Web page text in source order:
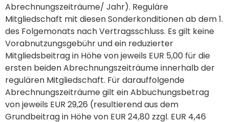
Abrechnungszeiträume/ Jahr). Reguläre
Mitgliedschaft mit diesen Sonderkonditionen ab dem 1.
des Folgemonats nach Vertragsschluss. Es gilt keine
Vorabnutzungsgebühr und ein reduzierter
Mitgliedsbeitrag in Höhe von jeweils EUR 5,00 für die
ersten beiden Abrechnungszeiträume innerhalb der
regulären Mitgliedschaft. Für darauffolgende
Abrechnungszeiträume gilt ein Abbuchungsbetrag
von jeweils EUR 29,26 (resultierend aus dem
Grundbeitrag in Höhe von EUR 24,80 zzgl. EUR 4,46